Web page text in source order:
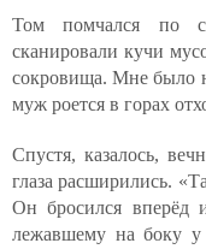
Том помчался по
сканировали кучи
сокровища. Мне было
муж роется в горах
Спустя, казалось,
глаза расширились.
Он бросился вперёд
лежавшему на боку